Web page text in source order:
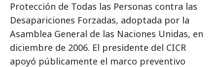
Protección de Todas las Personas contra las
Desapariciones Forzadas, adoptada por la
Asamblea General de las Naciones Unidas, en
diciembre de 2006. El presidente del CICR
apoyó públicamente el marco preventivo